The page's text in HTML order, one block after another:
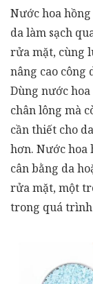
Nước hoa
da làm sạch
rửa mặt, cùng
nâng cao công
Dùng nước
chân lông mà
cần thiết cho
hơn. Nước hoa
cân bằng da
rửa mặt, một
trong quá trình